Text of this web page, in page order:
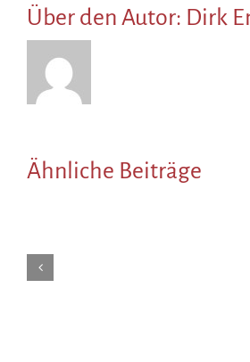
Über den Autor: Dirk
Ähnliche Beiträge